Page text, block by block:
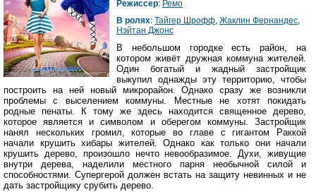
Режиссер: Ремо
В ролях: Тайгер Шрофф, Жаклин Фернандес,
Нэйтан Джонс
В небольшом городке есть район, на
котором живёт дружная коммуна жителей.
Один богатый и жадный застройщик
выкупил однажды эту территорию, чтобы
построить на ней новый микрорайон. Однако сразу же возникли
проблемы с выселением коммуны. Местные не хотят покидать
родные пенаты. К тому же здесь находится священное дерево,
которое является и символом и оберегом коммуны. Застройщик
нанял нескольких громил, которые во главе с гигантом Раккой
начали крушить хибары жителей. Однако как только они начали
крушить дерево, произошло нечто невообразимое. Духи, живущие
внутри дерева, наделили местного парня необычной силой и
способностями. Супергерой должен встать на защиту невинных и не
дать застройщику срубить дерево.